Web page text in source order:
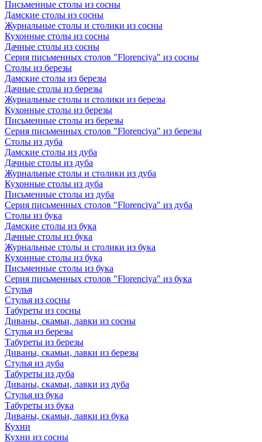
Письменные столы из сосны
Дамские столы из сосны
Журнальные столы и столики из сосны
Кухонные столы из сосны
Дачные столы из сосны
Серия письменных столов "Florenciya" из сосны
Столы из березы
Дамские столы из березы
Дачные столы из березы
Журнальные столы и столики из березы
Кухонные столы из березы
Письменные столы из березы
Серия письменных столов "Florenciya" из березы
Столы из дуба
Дамские столы из дуба
Дачные столы из дуба
Журнальные столы и столики из дуба
Кухонные столы из дуба
Письменные столы из дуба
Серия письменных столов "Florenciya" из дуба
Столы из бука
Дамские столы из бука
Дачные столы из бука
Журнальные столы и столики из бука
Кухонные столы из бука
Письменные столы из бука
Серия письменных столов "Florenciya" из бука
Стулья
Стулья из сосны
Табуреты из сосны
Диваны, скамьи, лавки из сосны
Стулья из березы
Табуреты из березы
Диваны, скамьи, лавки из березы
Стулья из дуба
Табуреты из дуба
Диваны, скамьи, лавки из дуба
Стулья из бука
Табуреты из бука
Диваны, скамьи, лавки из бука
Кухни
Кухни из сосны